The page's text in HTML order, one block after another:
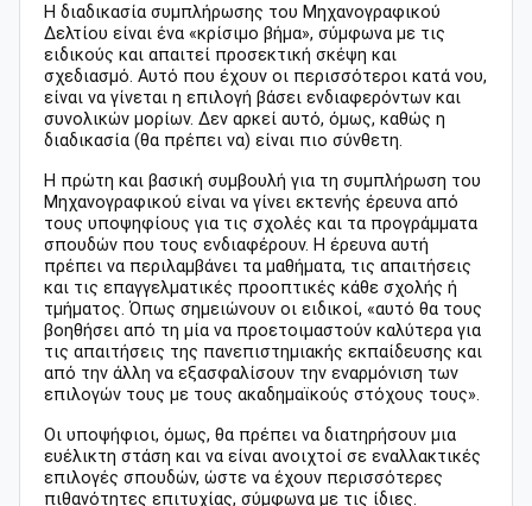
Η διαδικασία συμπλήρωσης του Μηχανογραφικού
Δελτίου είναι ένα «κρίσιμο βήμα», σύμφωνα με τις
ειδικούς και απαιτεί προσεκτική σκέψη και
σχεδιασμό. Αυτό που έχουν οι περισσότεροι κατά νου,
είναι να γίνεται η επιλογή βάσει ενδιαφερόντων και
συνολικών μορίων. Δεν αρκεί αυτό, όμως, καθώς η
διαδικασία (θα πρέπει να) είναι πιο σύνθετη.
Η πρώτη και βασική συμβουλή για τη συμπλήρωση του
Μηχανογραφικού είναι να γίνει εκτενής έρευνα από
τους υποψηφίους για τις σχολές και τα προγράμματα
σπουδών που τους ενδιαφέρουν. Η έρευνα αυτή
πρέπει να περιλαμβάνει τα μαθήματα, τις απαιτήσεις
και τις επαγγελματικές προοπτικές κάθε σχολής ή
τμήματος. Όπως σημειώνουν οι ειδικοί, «αυτό θα τους
βοηθήσει από τη μία να προετοιμαστούν καλύτερα για
τις απαιτήσεις της πανεπιστημιακής εκπαίδευσης και
από την άλλη να εξασφαλίσουν την εναρμόνιση των
επιλογών τους με τους ακαδημαϊκούς στόχους τους».
Οι υποψήφιοι, όμως, θα πρέπει να διατηρήσουν μια
ευέλικτη στάση και να είναι ανοιχτοί σε εναλλακτικές
επιλογές σπουδών, ώστε να έχουν περισσότερες
πιθανότητες επιτυχίας, σύμφωνα με τις ίδιες.